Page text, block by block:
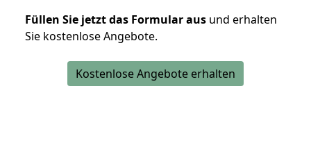
Füllen Sie jetzt das Formular aus und erhalten
Sie kostenlose Angebote.
Kostenlose Angebote erhalten